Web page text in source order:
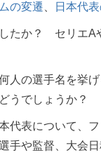
の変遷 日本代
たか？ セリエ
の選手名を挙
うでしょうか？
表について、
や監督、大会